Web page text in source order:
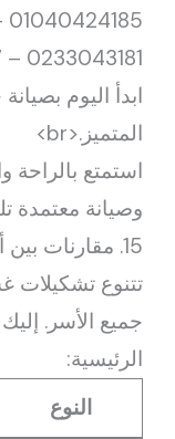
0233043181 – 0233048407 – 19224
ابدأ اليوم
المتميز.<br>
استمتع بالراحة
وصيانة معتمدة
15. مقارنات بين أنواع
تتنوع تشكيلات
جميع الأسر. إليك
الرئيسية:
النوع